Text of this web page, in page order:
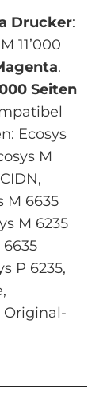
Drucker:
11’000
.
Seiten
Ecosys
M
M 6635
M 6235
6635
P 6235,